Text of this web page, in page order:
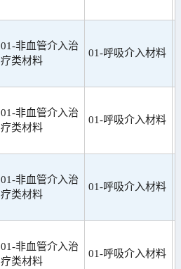
01-非血管介入治
疗类材料
01-呼吸介入材料
01-非血管介入治
疗类材料
01-呼吸介入材料
01-非血管介入治
疗类材料
01-呼吸介入材料
01-非血管介入治
疗类材料
01-呼吸介入材料